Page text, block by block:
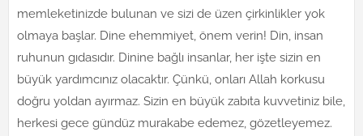
memleketinizde bulunan ve sizi de üzen çirkinlikler yok
olmaya başlar. Dine ehemmiyet, önem verin! Din, insan
ruhunun gıdasıdır. Dinine bağlı insanlar, her işte sizin en
büyük yardımcınız olacaktır. Çünkü, onları Allah korkusu
doğru yoldan ayırmaz. Sizin en büyük zabıta kuvvetiniz bile,
herkesi gece gündüz murakabe edemez, gözetleyemez.